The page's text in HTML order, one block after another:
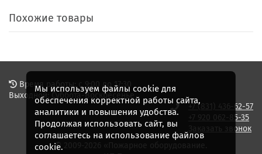
Похожие товары
© 2009-2026 «Пожарное оборудование.
Время работы: с 9:00 до 17:30
Выходной: Суббота-Воскресенье
+7 (831) 436-62-57
+7 920 062-85-35
Заказать звонок
Мы используем файлы cookie для
обеспечения корректной работы сайта,
аналитики и повышения удобства.
Продолжая использовать сайт, вы
соглашаетесь на использование файлов
cookie.